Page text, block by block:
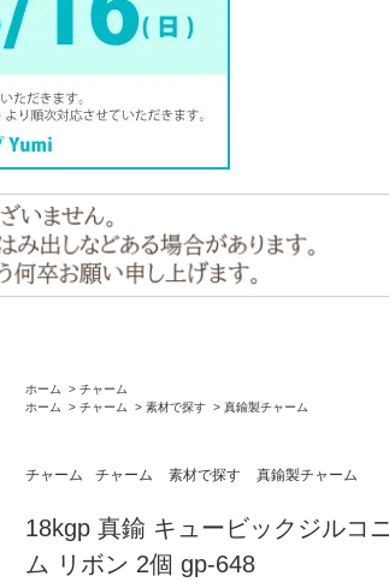
ホーム > チャーム
ホーム
> チャーム > 素材で探す > 真鍮製チャーム
チャーム チャーム 素材で探す 真鍮製チャーム
18kgp 真鍮 キュービックジルコ
ム リボン 2個 gp-648